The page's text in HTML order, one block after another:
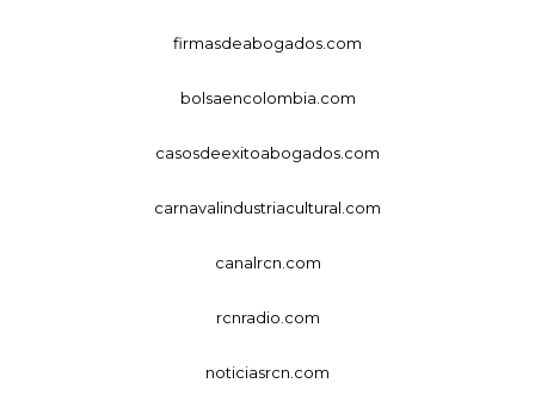
firmasdeabogados.com
bolsaencolombia.com
casosdeexitoabogados.com
carnavalindustriacultural.com
canalrcn.com
rcnradio.com
noticiasrcn.com